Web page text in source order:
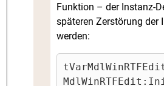
Funktion – der Instanz-
späteren Zerstörung der
werden: